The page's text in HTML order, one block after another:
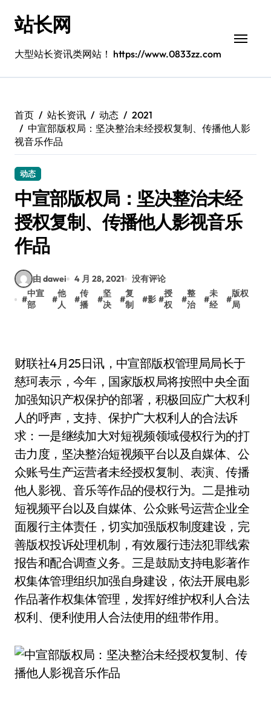
站长网
大型站长资讯类网站！ https://www.0833zz.com
首页 站长资讯 动态
2021
中宣部版权局：坚决整治未经授权复制、传播他人影
视音乐作品
动态
中宣部版权局：坚决整治未经
授权复制、传播他人影视音乐
作品
由 dawei 4 月 28, 2021
没有评论
#
中宣
部
#
他
人
#
传
播
#
坚
决
#
复
制
#影 #
授
权
#
整
治
#
未
经
#
版权
局
财联社4月25日讯，中宣部版权管理局局长于
慈珂表示，今年，国家版权局将按照中央全面
加强知识产权保护的部署，积极回应广大权利
人的呼声，支持、保护广大权利人的合法诉
求：一是继续加大对短视频领域侵权行为的打
击力度，坚决整治短视频平台以及自媒体、公
众账号生产运营者未经授权复制、表演、传播
他人影视、音乐等作品的侵权行为。二是推动
短视频平台以及自媒体、公众账号运营企业全
面履行主体责任，切实加强版权制度建设，完
善版权投诉处理机制，有效履行违法犯罪线索
报告和配合调查义务。三是鼓励支持电影著作
权集体管理组织加强自身建设，依法开展电影
作品著作权集体管理，发挥好维护权利人合法
权利、便利使用人合法使用的纽带作用。